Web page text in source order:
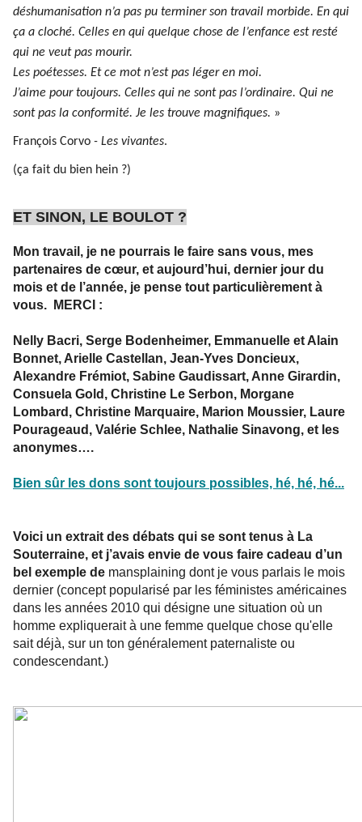
déshumanisation n’a pas pu terminer son travail morbide. En qui
ça a cloché. Celles en qui quelque chose de l’enfance est resté
qui ne veut pas mourir.
Les poétesses. Et ce mot n’est pas léger en moi.
J’aime pour toujours. Celles qui ne sont pas l’ordinaire. Qui ne
sont pas la conformité. Je les trouve magnifiques. »
François Corvo - Les vivantes.
(ça fait du bien hein ?)
ET SINON, LE BOULOT ?
Mon travail, je ne pourrais le faire sans vous, mes
partenaires de cœur, et aujourd’hui, dernier jour du
mois et de l’année, je pense tout particulièrement à
vous. MERCI :
Nelly Bacri, Serge Bodenheimer, Emmanuelle et Alain
Bonnet, Arielle Castellan, Jean-Yves Doncieux,
Alexandre Frémiot, Sabine Gaudissart, Anne Girardin,
Consuela Gold, Christine Le Serbon, Morgane
Lombard, Christine Marquaire, Marion Moussier, Laure
Pourageaud, Valérie Schlee, Nathalie Sinavong, et les
anonymes….
Bien sûr les dons sont toujours possibles, hé, hé, hé...
Voici un extrait des débats qui se sont tenus à La
Souterraine, et j’avais envie de vous faire cadeau d’un
bel exemple de mansplaining dont je vous parlais le mois
dernier (concept popularisé par les féministes américaines
dans les années 2010 qui désigne une situation où un
homme expliquerait à une femme quelque chose qu'elle
sait déjà, sur un ton généralement paternaliste ou
condescendant.)